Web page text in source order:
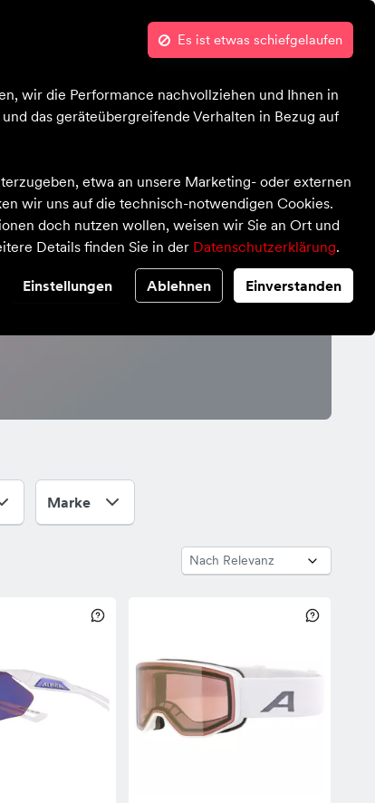
wir die Performance nachvollziehen und Ihnen in
das geräteübergreifende Verhalten in Bezug auf
etwa an unsere Marketing- oder externen
wir uns auf die technisch-notwendigen Cookies.
doch nutzen wollen, weisen wir Sie an Ort und
Details finden Sie in der Datenschutzerklärung.
Einstellungen Ablehnen Einverstanden
Kontrast Wunschliste
Bekleidung Ausrüstung
Marke